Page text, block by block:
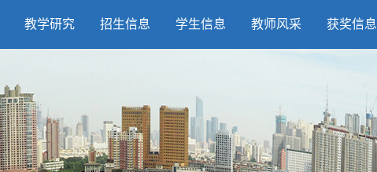
教学研究 招生信息 学生信息 教师风采 获奖信息